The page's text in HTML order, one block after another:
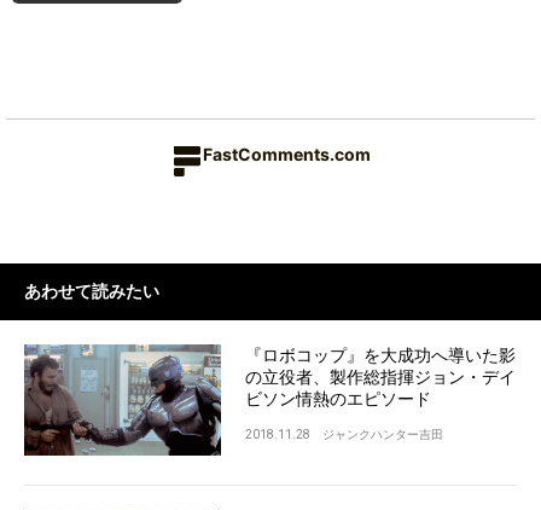
FastComments.com
あわせて読みたい
『ロボコップ』を大成功へ導いた影
の立役者、製作総指揮ジョン・デイ
ビソン情熱のエピソード
2018.11.28 ジャンクハンター吉田